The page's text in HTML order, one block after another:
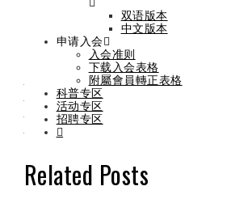
双语版本
中文版本
申请入会
入会准则
下载入会表格
附屬會員轉正表格
科普专区
活动专区
招聘专区
Categories新闻专区
Facebook
Twitter
LinkedIn
Pinterest
Stumbleupon
Email
Prev招聘信息
Next 马来西亚中医总会理事会拜访东方
日报
Related Posts